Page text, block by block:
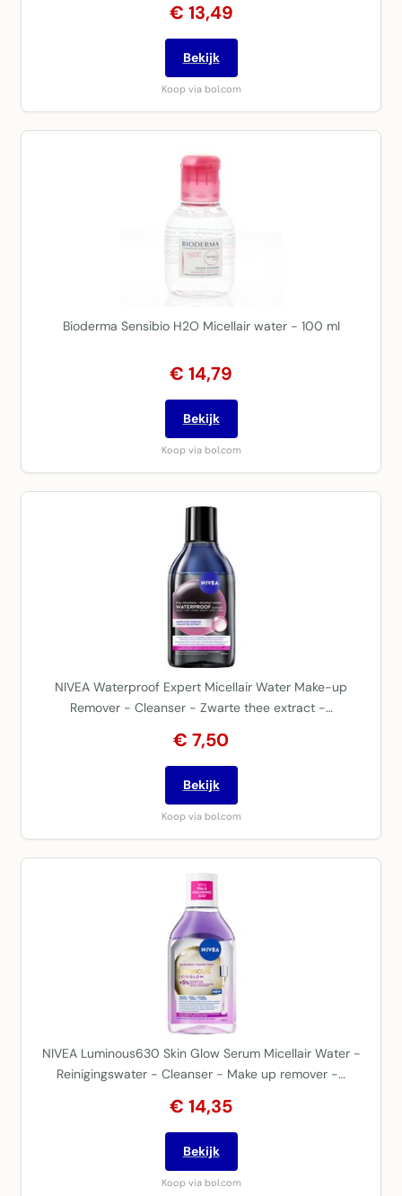
€ 13,49
Bekijk
Koop via bol.com
Bioderma Sensibio H2O Micellair water - 100 ml
€ 14,79
Bekijk
Koop via bol.com
NIVEA Waterproof Expert Micellair Water Make-up
Remover - Cleanser - Zwarte thee extract -…
€ 7,50
Bekijk
Koop via bol.com
NIVEA Luminous630 Skin Glow Serum Micellair Water -
Reinigingswater - Cleanser - Make up remover -…
€ 14,35
Bekijk
Koop via bol.com